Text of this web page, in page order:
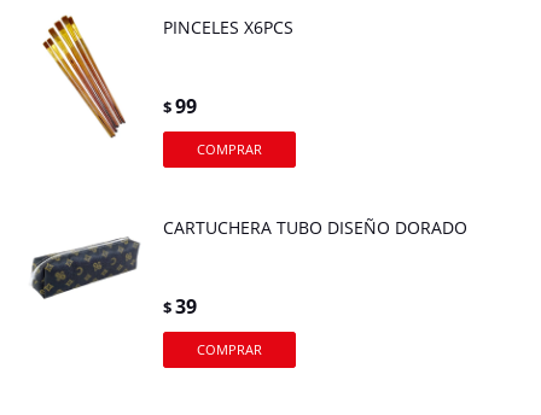
PINCELES X6PCS
$99
CARTUCHERA TUBO DISEÑO DORADO
$39